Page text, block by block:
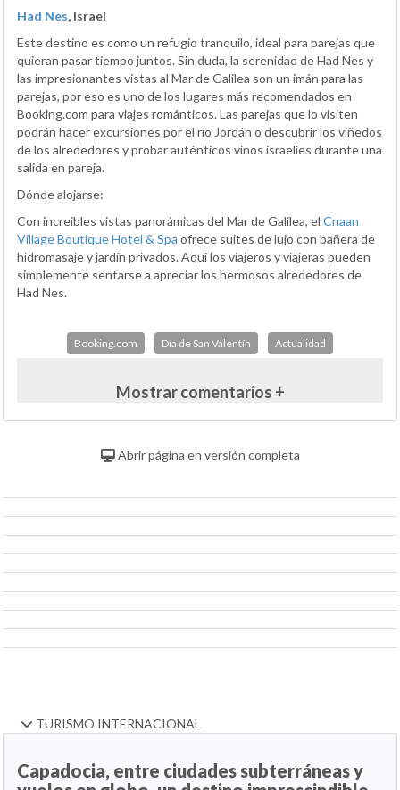
Had Nes, Israel
Este destino es como un refugio tranquilo, ideal para parejas que
quieran pasar tiempo juntos. Sin duda, la serenidad de Had Nes y
las impresionantes vistas al Mar de Galilea son un imán para las
parejas, por eso es uno de los lugares más recomendados en
Booking.com para viajes románticos. Las parejas que lo visiten
podrán hacer excursiones por el río Jordán o descubrir los viñedos
de los alrededores y probar auténticos vinos israelíes durante una
salida en pareja.
Dónde alojarse:
Con increíbles vistas panorámicas del Mar de Galilea, el Cnaan
Village Boutique Hotel & Spa ofrece suites de lujo con bañera de
hidromasaje y jardín privados. Aquí los viajeros y viajeras pueden
simplemente sentarse a apreciar los hermosos alrededores de
Had Nes.
Booking.com Día de San Valentín Actualidad
Mostrar comentarios +
Abrir página en versión completa
TURISMO INTERNACIONAL
Capadocia, entre ciudades subterráneas y